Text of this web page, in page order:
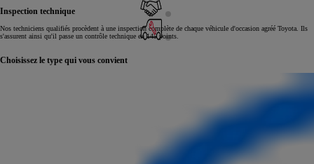
Inspection technique
Nos techniciens qualifiés procèdent à une inspection complète de chaque véhicule d'occasion agréé Toyota. Ils
s'assurent ainsi qu'il passe un contrôle technique en 145 points.
Choisissez le type qui vous convient